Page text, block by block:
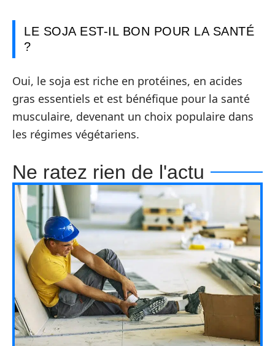
LE SOJA EST-IL BON POUR LA SANTÉ
?
Oui, le soja est riche en protéines, en acides
gras essentiels et est bénéfique pour la santé
musculaire, devenant un choix populaire dans
les régimes végétariens.
Ne ratez rien de l'actu